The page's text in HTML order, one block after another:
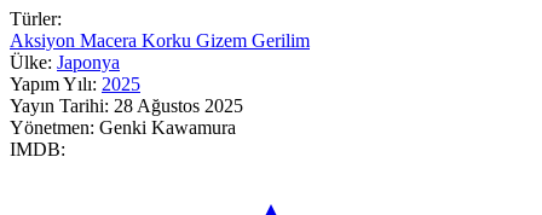
Türler:
Aksiyon Macera Korku Gizem Gerilim
Ülke: Japonya
Yapım Yılı: 2025
Yayın Tarihi: 28 Ağustos 2025
Yönetmen: Genki Kawamura
IMDB: